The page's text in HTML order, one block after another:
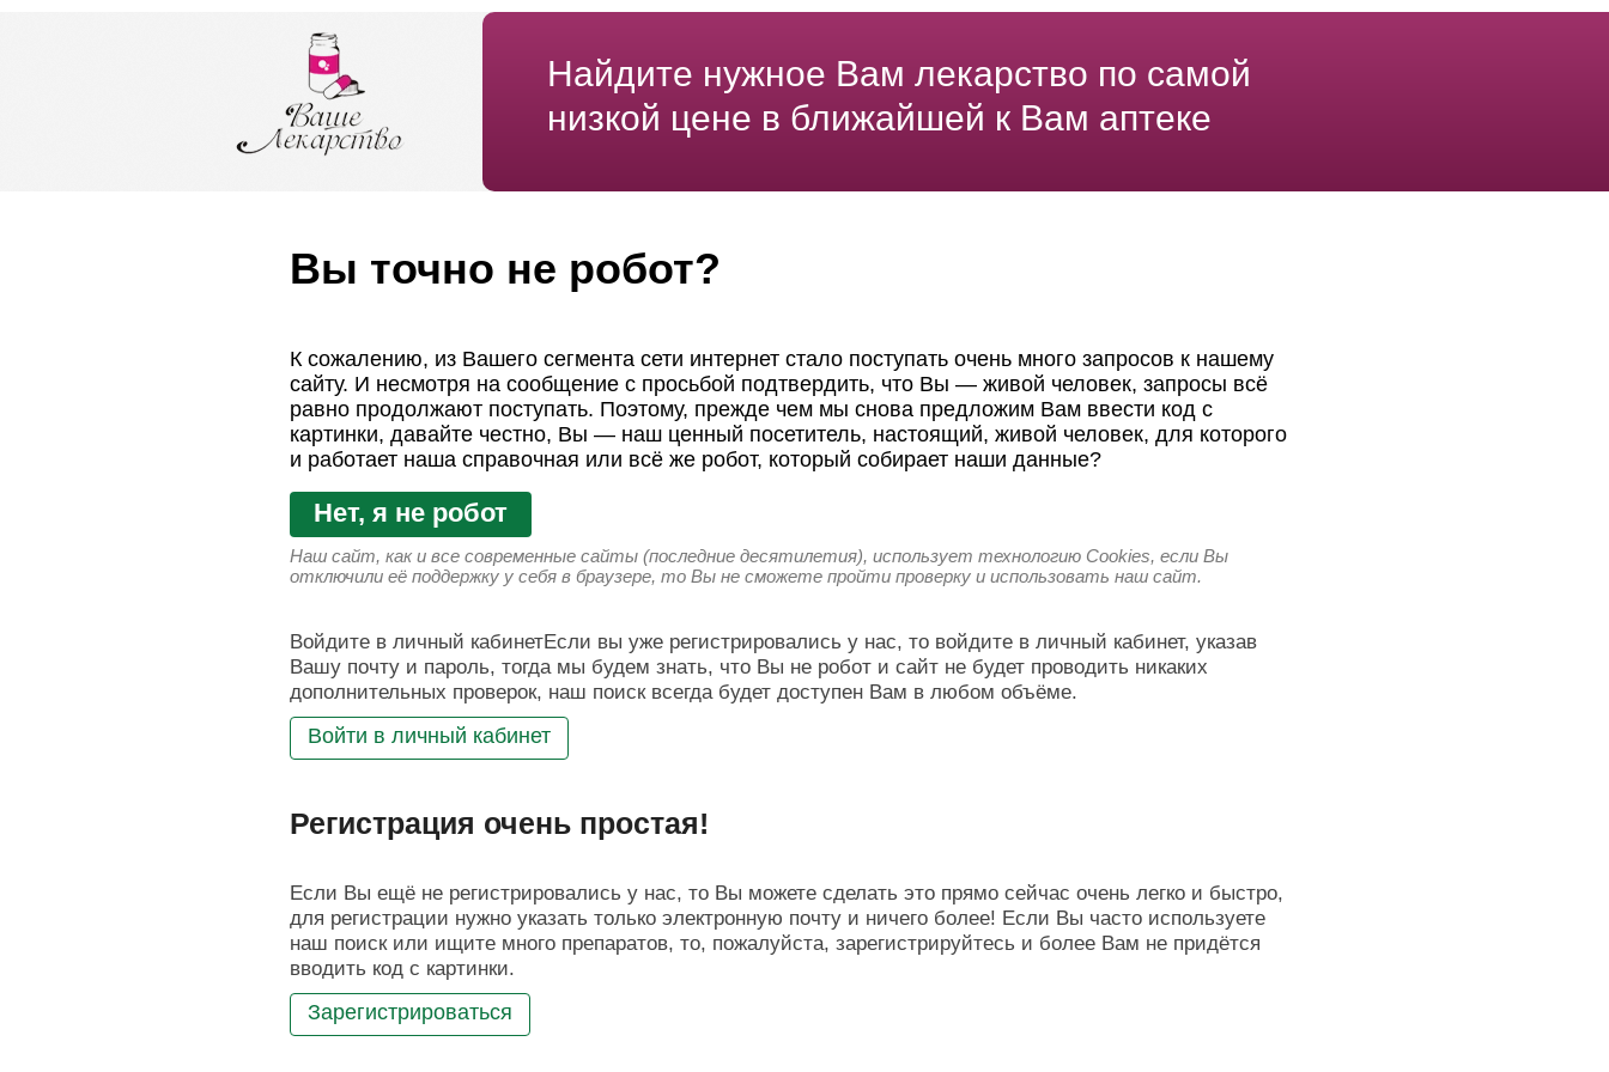
Найдите нужное Вам лекарство по самой
низкой цене в ближайшей к Вам аптеке
Вы точно не робот?
К сожалению, из Вашего сегмента сети интернет стало поступать очень много запросов к нашему
сайту. И несмотря на сообщение с просьбой подтвердить, что Вы — живой человек, запросы всё
равно продолжают поступать. Поэтому, прежде чем мы снова предложим Вам ввести код с
картинки, давайте честно, Вы — наш ценный посетитель, настоящий, живой человек, для которого
и работает наша справочная или всё же робот, который собирает наши данные?
Нет, я не робот
Наш сайт, как и все современные сайты (последние десятилетия), использует технологию Cookies, если Вы
отключили её поддержку у себя в браузере, то Вы не сможете пройти проверку и использовать наш сайт.
Войдите в личный кабинетЕсли вы уже регистрировались у нас, то войдите в личный кабинет, указав
Вашу почту и пароль, тогда мы будем знать, что Вы не робот и сайт не будет проводить никаких
дополнительных проверок, наш поиск всегда будет доступен Вам в любом объёме.
Войти в личный кабинет
Регистрация очень простая!
Если Вы ещё не регистрировались у нас, то Вы можете сделать это прямо сейчас очень легко и быстро,
для регистрации нужно указать только электронную почту и ничего более! Если Вы часто используете
наш поиск или ищите много препаратов, то, пожалуйста, зарегистрируйтесь и более Вам не придётся
вводить код с картинки.
Зарегистрироваться